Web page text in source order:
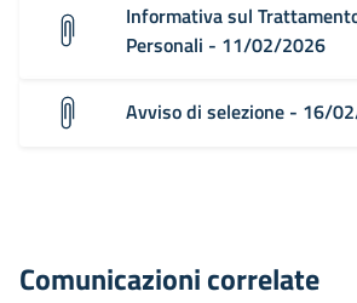
Informativa sul
Personali - 11/02/2026
Avviso di selezione - 16/
Comunicazioni correlate